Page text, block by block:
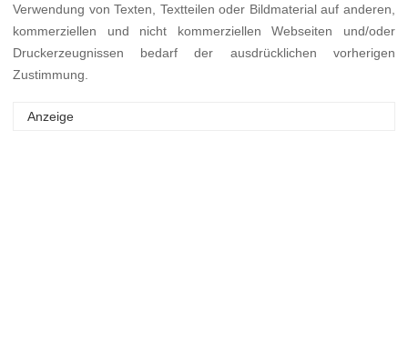
Verwendung von Texten, Textteilen oder Bildmaterial auf anderen,
kommerziellen und nicht kommerziellen Webseiten und/oder
Druckerzeugnissen bedarf der ausdrücklichen vorherigen
Zustimmung.
Anzeige